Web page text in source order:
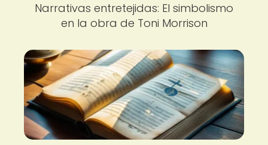
Narrativas entretejidas: El simbolismo
en la obra de Toni Morrison